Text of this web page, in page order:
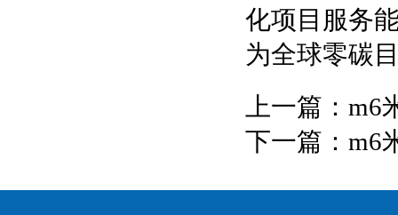
化项目服务
为全球零碳
上一篇： m6
下一篇： m6